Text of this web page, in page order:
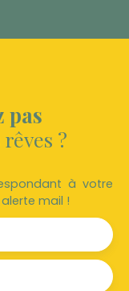
pas
?
à votre
mail !